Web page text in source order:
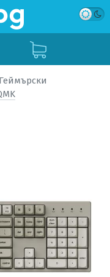
Геймърски